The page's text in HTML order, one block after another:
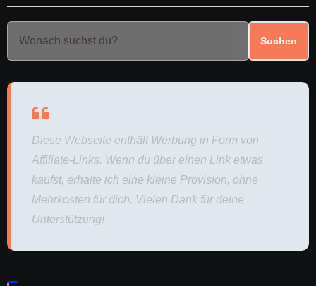
Suchen
Diese Webseite enthält Werbung in Form von
Affiliate-Links. Wenn du über einen Link etwas
kaufst, erhalte ich eine kleine Provision, ohne
Mehrkosten für dich. Vielen Dank für deine
Unterstützung!